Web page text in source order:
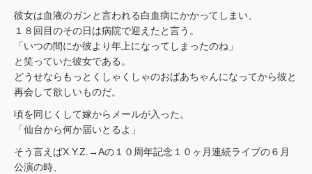
彼女は血液のガンと言われる白血病にかかってしまい、
１８回目のその日は病院で迎えたと言う。
「いつの間にか彼より年上になってしまったのね」
と笑っていた彼女である。
どうせならもっとくしゃくしゃのおばあちゃんになってから彼と
再会して欲しいものだ。
頃を同じくして嫁からメールが入った。
「仙台から何か届いとるよ」
そう言えばX.Y.Z.→Aの１０周年記念１０ヶ月連続ライブの６月
公演の時、